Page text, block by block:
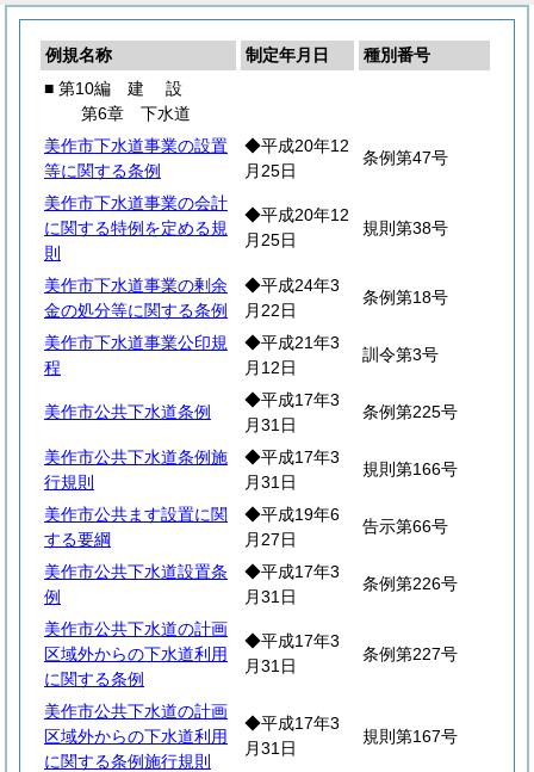
例規名称 制定年月日
種別番号
■ 第10編 建 設
第6章 下水道
美作市下水道事業の設置
等に関する条例
◆平成20年12
月25日
条例第47号
美作市下水道事業の会計
に関する特例を定める規
則
◆平成20年12
月25日
規則第38号
美作市下水道事業の剰余
金の処分等に関する条例
◆平成24年3
月22日
条例第18号
美作市下水道事業公印規
程
◆平成21年3
月12日
訓令第3号
美作市公共下水道条例
◆平成17年3
月31日
条例第225号
美作市公共下水道条例施
行規則
◆平成17年3
月31日
規則第166号
美作市公共ます設置に関
する要綱
◆平成19年6
月27日
告示第66号
美作市公共下水道設置条
例
◆平成17年3
月31日
条例第226号
美作市公共下水道の計画
区域外からの下水道利用
に関する条例
◆平成17年3
月31日
条例第227号
美作市公共下水道の計画
区域外からの下水道利用
に関する条例施行規則
◆平成17年3
月31日
規則第167号